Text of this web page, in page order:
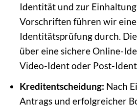
Identität und zur
Vorschriften führen wir
Identitätsprüfung durch.
über eine sichere Online-
Video-Ident oder Post-
Kreditentscheidung: Nach
Antrags und erfolgreicher